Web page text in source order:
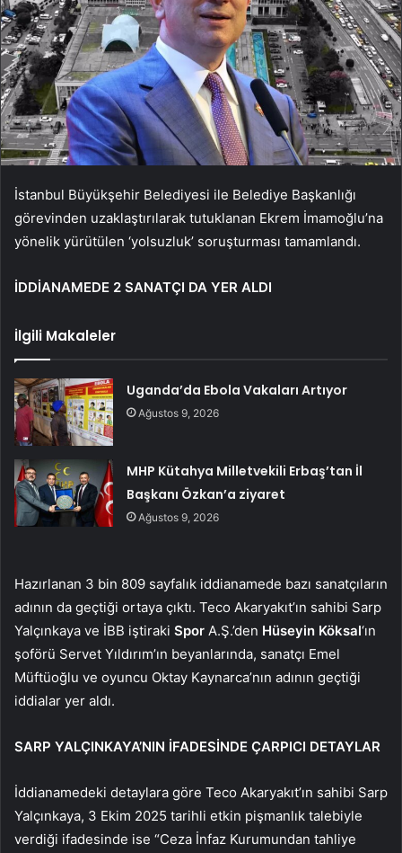
İstanbul Büyükşehir Belediyesi ile Belediye Başkanlığı
görevinden uzaklaştırılarak tutuklanan Ekrem İmamoğlu’na
yönelik yürütülen ‘yolsuzluk’ soruşturması tamamlandı.
İDDİANAMEDE 2 SANATÇI DA YER ALDI
İlgili Makaleler
Uganda’da Ebola Vakaları Artıyor
Ağustos 9, 2026
MHP Kütahya Milletvekili Erbaş’tan İl
Başkanı Özkan’a ziyaret
Ağustos 9, 2026
Hazırlanan 3 bin 809 sayfalık iddianamede bazı sanatçıların
adının da geçtiği ortaya çıktı. Teco Akaryakıt’ın sahibi Sarp
Yalçınkaya ve İBB iştiraki Spor A.Ş.’den Hüseyin Köksal‘ın
şoförü Servet Yıldırım’ın beyanlarında, sanatçı Emel
Müftüoğlu ve oyuncu Oktay Kaynarca’nın adının geçtiği
iddialar yer aldı.
SARP YALÇINKAYA’NIN İFADESİNDE ÇARPICI DETAYLAR
İddianamedeki detaylara göre Teco Akaryakıt’ın sahibi Sarp
Yalçınkaya, 3 Ekim 2025 tarihli etkin pişmanlık talebiyle
verdiği ifadesinde ise “Ceza İnfaz Kurumundan tahliye